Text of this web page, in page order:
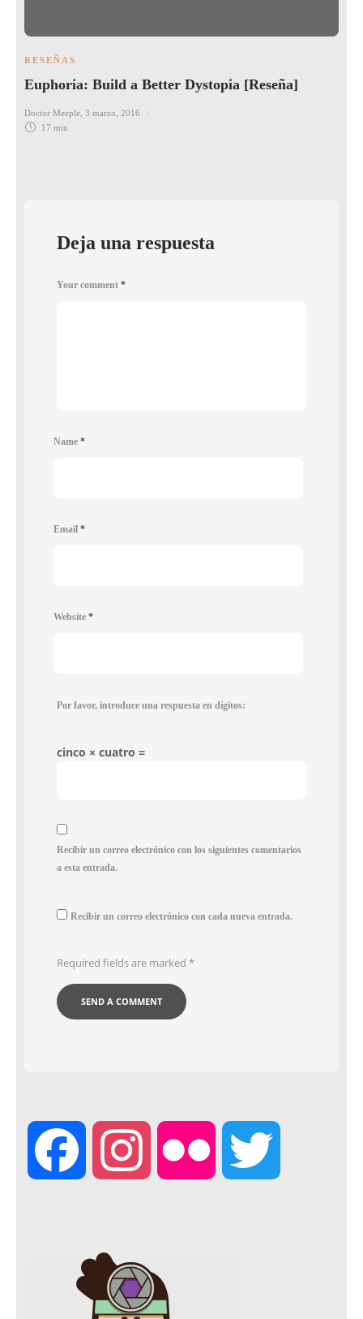
RESEÑAS
Euphoria: Build a Better Dystopia [Reseña]
Doctor Meeple 3 marzo, 2016
17 min
Deja una respuesta
Your comment *
Name *
Email *
Website *
Por favor, introduce una respuesta en dígitos:
cinco × cuatro =
Recibir un correo electrónico con los siguientes comentarios
a esta entrada.
Recibir un correo electrónico con cada nueva entrada.
Required fields are marked *